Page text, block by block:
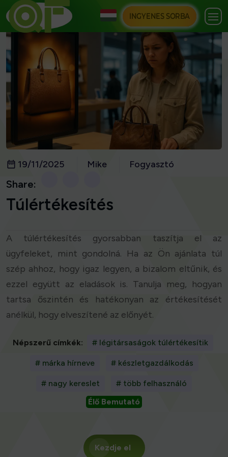
INGYENES SORBA
19/11/2025 Mike Fogyasztó
Share:
Túlértékesítés
A túlértékesítés gyorsabban taszítja el az
ügyfeleket, mint gondolná. Ha az Ön ajánlata túl
szép ahhoz, hogy igaz legyen, a bizalom eltűnik, és
ezzel együtt az eladások is. Tanulja meg, hogyan
tartsa őszintén és hatékonyan az értékesítését
anélkül, hogy elveszítené az előnyét.
Népszerű címkék: # légitársaságok túlértékesítik
# márka hírneve # készletgazdálkodás
# nagy kereslet
# több felhasználó
Élő Bemutató
Kezdje el